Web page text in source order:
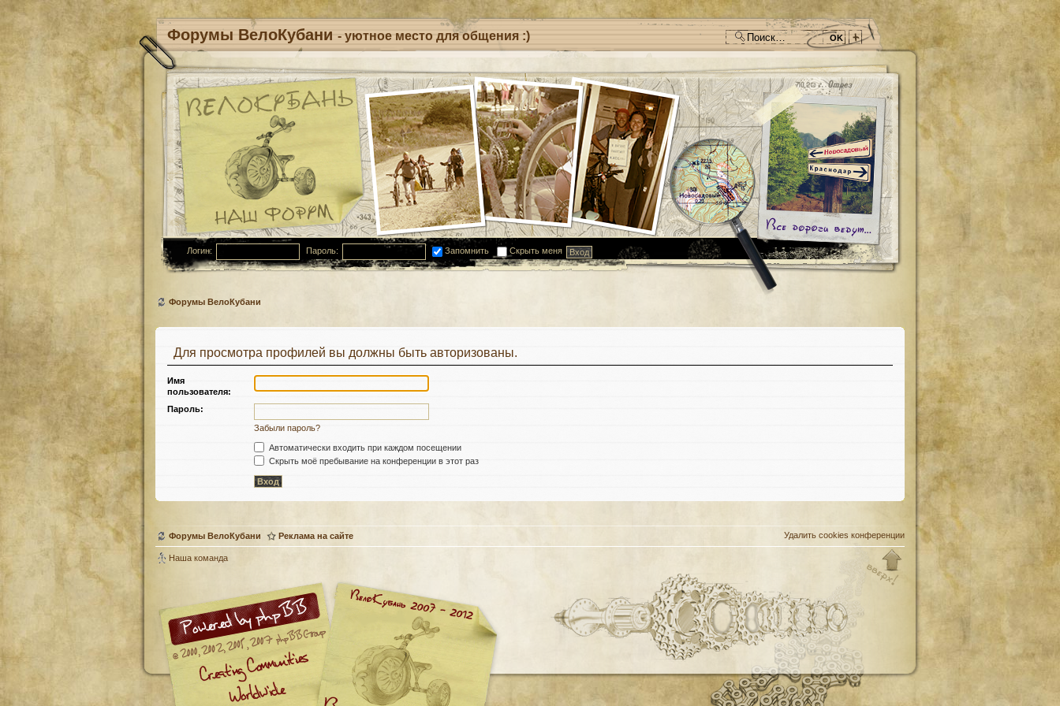
Форумы ВелоКубани - уютное место для общения :)
Логин: Пароль: Запомнить Скрыть меня
Форумы ВелоКубани
Для просмотра профилей вы должны быть авторизованы.
Имя
пользователя:
Пароль:
Забыли пароль?
Автоматически входить при каждом посещении
Скрыть моё пребывание на конференции в этот раз
Форумы ВелоКубани Реклама на сайте Удалить cookies конференции
Наша команда